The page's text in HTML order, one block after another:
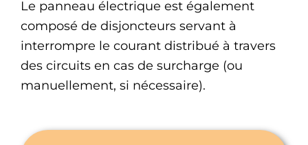
Le panneau électrique est également
composé de disjoncteurs servant à
interrompre le courant distribué à travers
des circuits en cas de surcharge (ou
manuellement, si nécessaire).